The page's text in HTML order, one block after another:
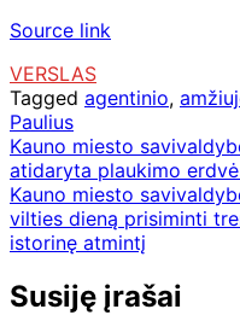
Source link
VERSLAS
Tagged agentinio,
Paulius
Navigacija
tarp
įrašų
Kauno miesto
atidaryta plaukimo
Kauno miesto
vilties dieną prisiminti
istorinę atmintį
Susiję įrašai